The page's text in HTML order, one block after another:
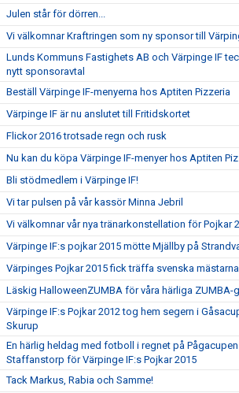
Julen står för dörren...
Vi välkomnar Kraftringen som ny sponsor till
Lunds Kommuns Fastighets AB och Värpinge IF
nytt sponsoravtal
Beställ Värpinge IF-menyerna hos Aptiten Pizzeria
Värpinge IF är nu anslutet till Fritidskortet
Flickor 2016 trotsade regn och rusk
Nu kan du köpa Värpinge IF-menyer hos Aptiten
Bli stödmedlem i Värpinge IF!
Vi tar pulsen på vår kassör Minna Jebril
Vi välkomnar vår nya tränarkonstellation för Pojkar
Värpinge IF:s pojkar 2015 mötte Mjällby på
Värpinges Pojkar 2015 fick träffa svenska
Läskig HalloweenZUMBA för våra härliga ZUMBA-
Värpinge IF:s Pojkar 2012 tog hem segern i
Skurup
En härlig heldag med fotboll i regnet på
Staffanstorp för Värpinge IF:s Pojkar 2015
Tack Markus, Rabia och Samme!